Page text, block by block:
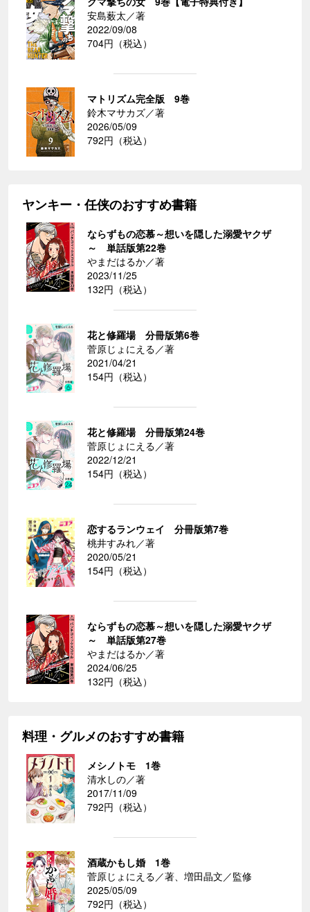
安島薮太／著
2022/09/08
704円（税込）
マトリズム完全版 9巻
鈴木マサカズ／著
2026/05/09
792円（税込）
ヤンキー・任侠のおすすめ書籍
ならずもの恋慕～想いを隠した溺愛ヤクザ
～ 単話版第22巻
やまだはるか／著
2023/11/25
132円（税込）
花と修羅場 分冊版第6巻
菅原じょにえる／著
2021/04/21
154円（税込）
花と修羅場 分冊版第24巻
菅原じょにえる／著
2022/12/21
154円（税込）
恋するランウェイ 分冊版第7巻
桃井すみれ／著
2020/05/21
154円（税込）
ならずもの恋慕～想いを隠した溺愛ヤクザ
～ 単話版第27巻
やまだはるか／著
2024/06/25
132円（税込）
料理・グルメのおすすめ書籍
メシノトモ 1巻
清水しの／著
2017/11/09
792円（税込）
酒蔵かもし婚 1巻
菅原じょにえる／著、増田晶文／監修
2025/05/09
792円（税込）